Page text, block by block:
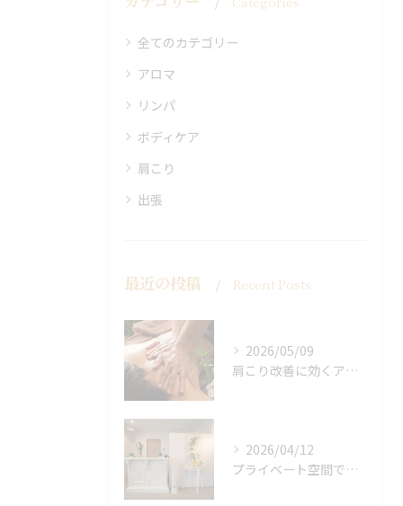
全てのカテゴリー
アロマ
リンパ
ボディケア
肩こり
出張
最近の投稿 Recent Posts
2026/05/09
肩こり改善に効くアロマリンパの手技と効果
2026/04/12
プライベート空間で極上アロマリンパケアの効果